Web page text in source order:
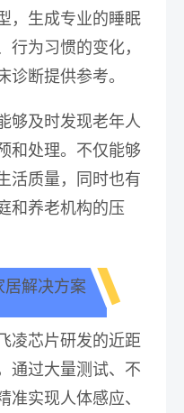
，生成专业的睡眠
行为习惯的变化，
诊断提供参考。
够及时发现老年人
和处理。不仅能够
活质量，同时也有
和养老机构的压
居解决方案
凌芯片研发的近距
通过大量测试、不
准实现人体感应、